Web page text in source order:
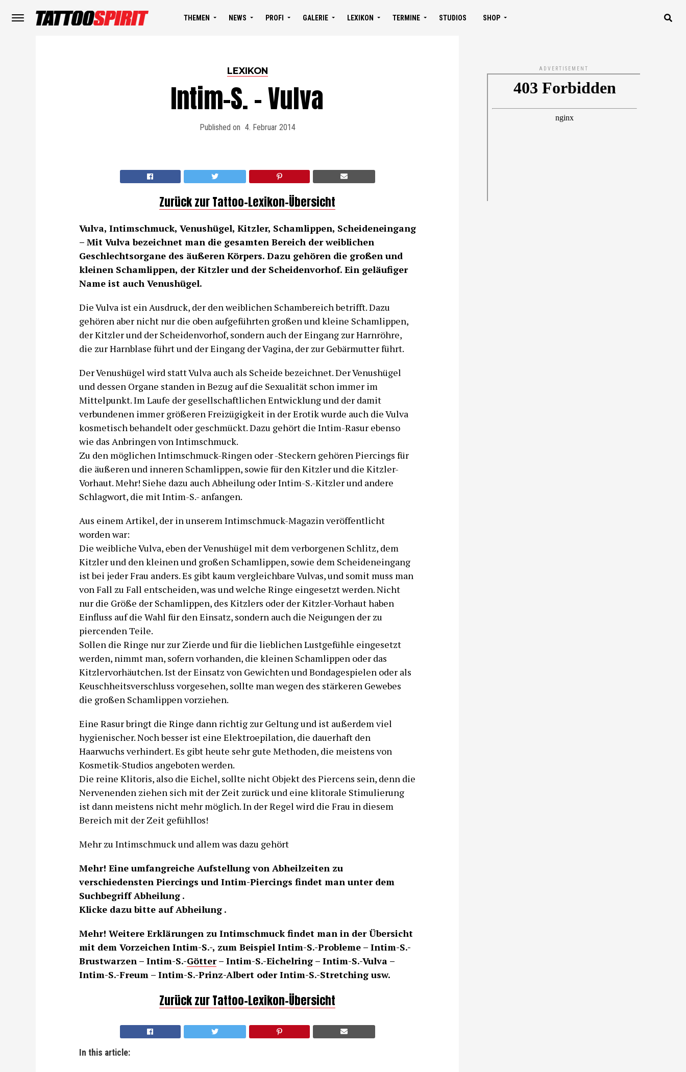
THEMEN NEWS PROFI GALERIE LEXIKON TERMINE STUDIOS SHOP
LEXIKON
Intim-S. – Vulva
Published on 4. Februar 2014
Zurück zur Tattoo-Lexikon-Übersicht
Vulva, Intimschmuck, Venushügel, Kitzler, Schamlippen, Scheideneingang
– Mit Vulva bezeichnet man die gesamten Bereich der weiblichen
Geschlechtsorgane des äußeren Körpers. Dazu gehören die großen und
kleinen Schamlippen, der Kitzler und der Scheidenvorhof. Ein geläufiger
Name ist auch Venushügel.
Die Vulva ist ein Ausdruck, der den weiblichen Schambereich betrifft. Dazu
gehören aber nicht nur die oben aufgeführten großen und kleine Schamlippen,
der Kitzler und der Scheidenvorhof, sondern auch der Eingang zur Harnröhre,
die zur Harnblase führt und der Eingang der Vagina, der zur Gebärmutter führt.
Der Venushügel wird statt Vulva auch als Scheide bezeichnet. Der Venushügel
und dessen Organe standen in Bezug auf die Sexualität schon immer im
Mittelpunkt. Im Laufe der gesellschaftlichen Entwicklung und der damit
verbundenen immer größeren Freizügigkeit in der Erotik wurde auch die Vulva
kosmetisch behandelt oder geschmückt. Dazu gehört die Intim-Rasur ebenso
wie das Anbringen von Intimschmuck.
Zu den möglichen Intimschmuck-Ringen oder -Steckern gehören Piercings für
die äußeren und inneren Schamlippen, sowie für den Kitzler und die Kitzler-
Vorhaut. Mehr! Siehe dazu auch Abheilung oder Intim-S.-Kitzler und andere
Schlagwort, die mit Intim-S.- anfangen.
Aus einem Artikel, der in unserem Intimschmuck-Magazin veröffentlicht
worden war:
Die weibliche Vulva, eben der Venushügel mit dem verborgenen Schlitz, dem
Kitzler und den kleinen und großen Schamlippen, sowie dem Scheideneingang
ist bei jeder Frau anders. Es gibt kaum vergleichbare Vulvas, und somit muss man
von Fall zu Fall entscheiden, was und welche Ringe eingesetzt werden. Nicht
nur die Größe der Schamlippen, des Kitzlers oder der Kitzler-Vorhaut haben
Einfluss auf die Wahl für den Einsatz, sondern auch die Neigungen der zu
piercenden Teile.
Sollen die Ringe nur zur Zierde und für die lieblichen Lustgefühle eingesetzt
werden, nimmt man, sofern vorhanden, die kleinen Schamlippen oder das
Kitzlervorhäutchen. Ist der Einsatz von Gewichten und Bondagespielen oder als
Keuschheitsverschluss vorgesehen, sollte man wegen des stärkeren Gewebes
die großen Schamlippen vorziehen.
Eine Rasur bringt die Ringe dann richtig zur Geltung und ist außerdem viel
hygienischer. Noch besser ist eine Elektroepilation, die dauerhaft den
Haarwuchs verhindert. Es gibt heute sehr gute Methoden, die meistens von
Kosmetik-Studios angeboten werden.
Die reine Klitoris, also die Eichel, sollte nicht Objekt des Piercens sein, denn die
Nervenenden ziehen sich mit der Zeit zurück und eine klitorale Stimulierung
ist dann meistens nicht mehr möglich. In der Regel wird die Frau in diesem
Bereich mit der Zeit gefühllos!
Mehr zu Intimschmuck und allem was dazu gehört
Mehr! Eine umfangreiche Aufstellung von Abheilzeiten zu
verschiedensten Piercings und Intim-Piercings findet man unter dem
Suchbegriff Abheilung .
Klicke dazu bitte auf Abheilung .
Mehr! Weitere Erklärungen zu Intimschmuck findet man in der Übersicht
mit dem Vorzeichen Intim-S.-, zum Beispiel Intim-S.-Probleme – Intim-S.-
Brustwarzen – Intim-S.-Götter– Intim-S.-Eichelring – Intim-S.-Vulva –
Intim-S.-Freum – Intim-S.-Prinz-Albert oder Intim-S.-Stretching usw.
Zurück zur Tattoo-Lexikon-Übersicht
In this article:
ADVERTISEMENT